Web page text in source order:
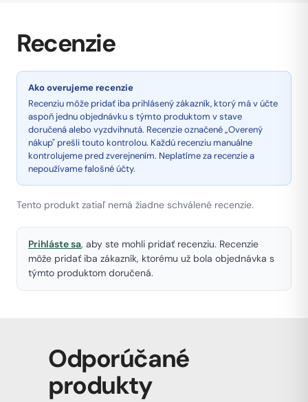
Recenzie
Ako overujeme recenzie
Recenziu môže pridať iba prihlásený zákazník, ktorý má v účte
aspoň jednu objednávku s týmto produktom v stave
doručená alebo vyzdvihnutá. Recenzie označené „Overený
nákup" prešli touto kontrolou. Každú recenziu manuálne
kontrolujeme pred zverejnením. Neplatíme za recenzie a
nepoužívame falošné účty.
Tento produkt zatiaľ nemá žiadne schválené recenzie.
Prihláste sa, aby ste mohli pridať recenziu. Recenzie
môže pridať iba zákazník, ktorému už bola objednávka s
týmto produktom doručená.
Odporúčané
produkty